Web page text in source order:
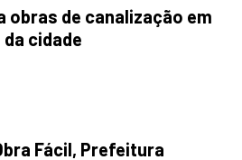
obras de canalização em
cidade
Fácil, Prefeitura